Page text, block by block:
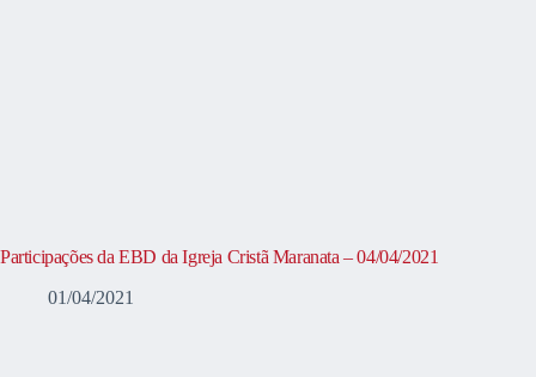
Participações da EBD da Igreja Cristã Maranata – 04/04/2021
01/04/2021